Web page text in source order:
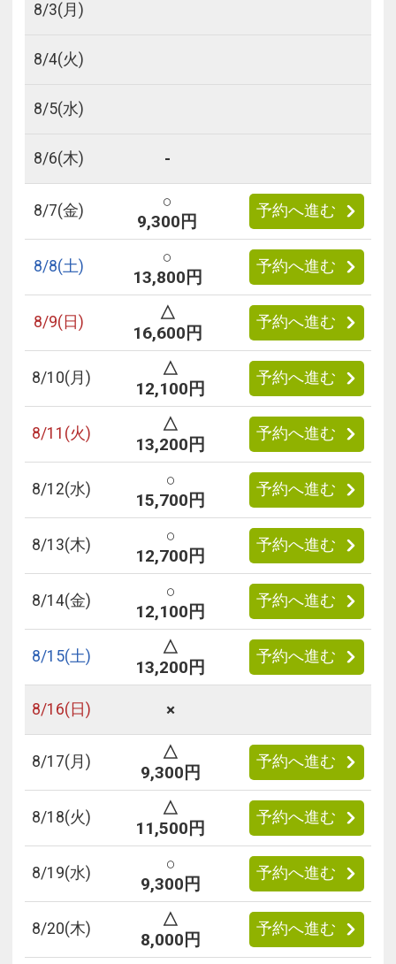
8/3(月)
8/4(火)
8/5(水)
8/6(木) -
8/7(金)
○
9,300円
予約へ進む
8/8(土)
○
13,800円
予約へ進む
8/9(日)
△
16,600円
予約へ進む
8/10(月)
△
12,100円
予約へ進む
8/11 (火)
△
13,200円
予約へ進む
8/12(水)
○
15,700円
予約へ進む
8/13(木)
○
12,700円
予約へ進む
8/14(金)
○
12,100円
予約へ進む
8/15(土)
△
13,200円
予約へ進む
8/16(日) ×
8/17(月)
△
9,300円
予約へ進む
8/18(火)
△
11,500円
予約へ進む
8/19(水)
○
9,300円
予約へ進む
8/20(木)
△
8,000円
予約へ進む